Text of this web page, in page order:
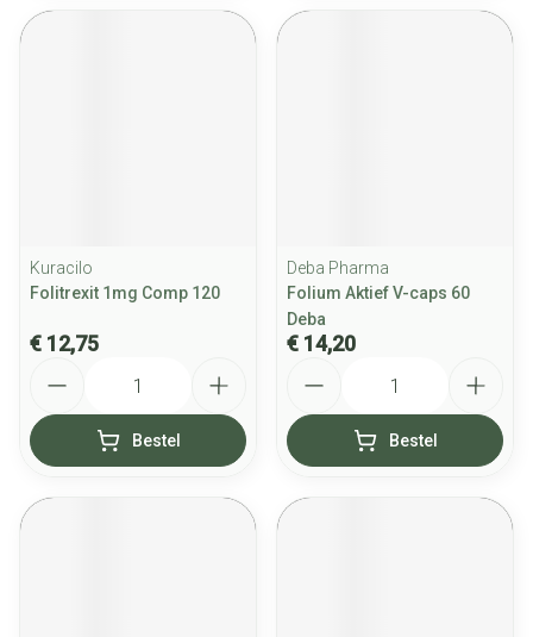
Kuracilo
Folitrexit 1mg Comp 120
€ 12,75
Bestel
Deba Pharma
Folium Aktief V-caps 60
Deba
€ 14,20
Bestel